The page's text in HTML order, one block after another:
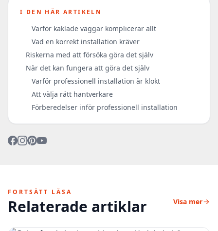
I DEN HÄR ARTIKELN
Varför kaklade väggar komplicerar allt
Vad en korrekt installation kräver
Riskerna med att försöka göra det själv
När det kan fungera att göra det själv
Varför professionell installation är klokt
Att välja rätt hantverkare
Förberedelser inför professionell installation
FORTSÄTT LÄSA
Relaterade artiklar Visa mer